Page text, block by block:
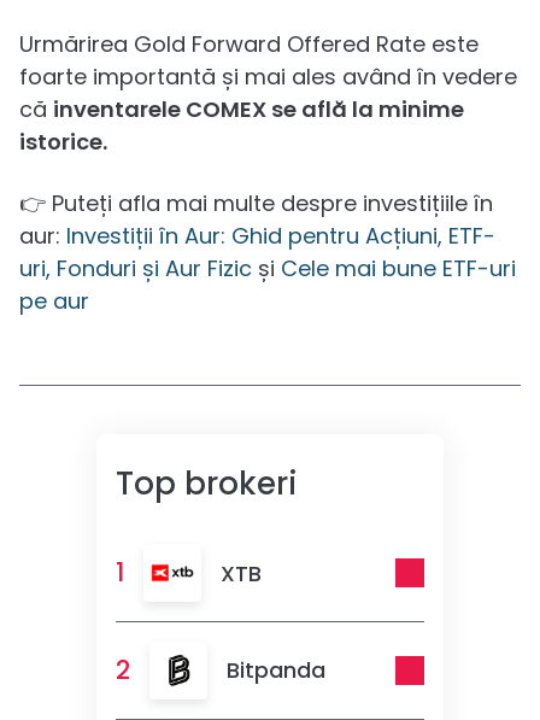
Urmărirea Gold Forward Offered Rate este
foarte importantă și mai ales având în vedere
că inventarele COMEX se află la minime
istorice.
👉 Puteți afla mai multe despre investițiile în
aur: Investiții în Aur: Ghid pentru Acțiuni, ETF-
uri, Fonduri și Aur Fizic și Cele mai bune ETF-uri
pe aur
Top brokeri
1 XTB
2 Bitpanda